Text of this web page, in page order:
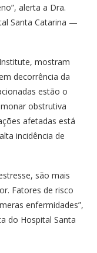
alerta a Dra.
Santa Catarina —
mostram
decorrência da
estão o
obstrutiva
afetadas está
incidência de
são mais
Fatores de risco
enfermidades”,
do Hospital Santa